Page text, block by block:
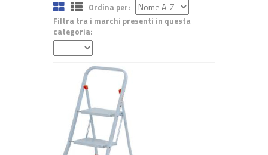
Ordina per:
Filtra tra i marchi presenti in questa
categoria:
NON DISPONIBILE A MAGAZZINO